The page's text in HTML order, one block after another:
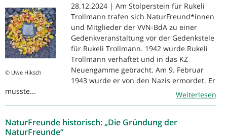
© Uwe Hiksch
28.12.2024 | Am Stolperstein für Rukeli
Trollmann trafen sich NaturFreund*innen
und Mitglieder der VVN-BdA zu einer
Gedenkveranstaltung vor der Gedenkstele
für Rukeli Trollmann. 1942 wurde Rukeli
Trollmann verhaftet und in das KZ
Neuengamme gebracht. Am 9. Februar
1943 wurde er von den Nazis ermordet. Er
musste...
Weiterlesen
NaturFreunde historisch: „Die Gründung der
NaturFreunde“